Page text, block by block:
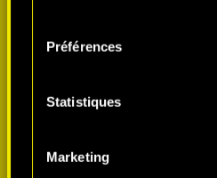
Vous pouvez consulter
préférences dans le menu
Préférences
Statistiques
Marketing